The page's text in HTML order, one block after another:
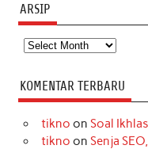
ARSIP
Arsip
KOMENTAR TERBARU
tikno on Soal
tikno on Senja